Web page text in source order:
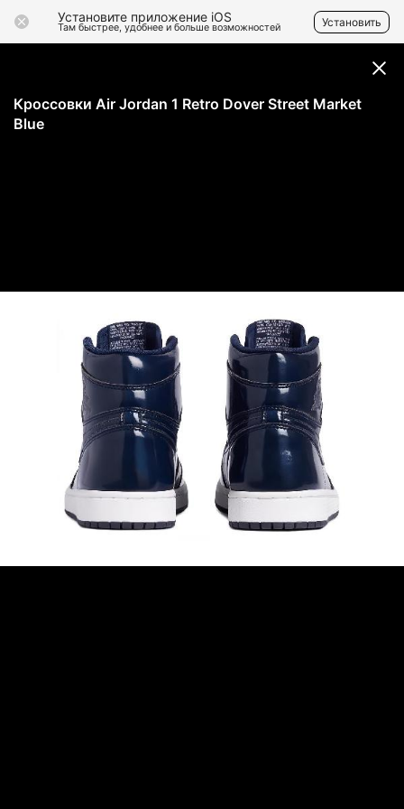
Установите приложение iOS
Там быстрее, удобнее и больше возможностей Установить
Кроссовки Air Jordan 1 Retro Dover Street Market
Blue